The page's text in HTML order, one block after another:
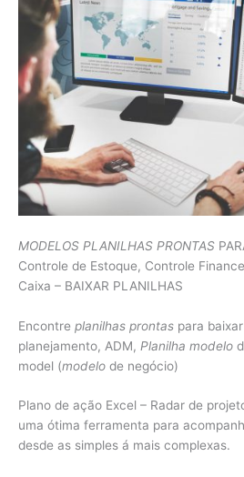
MODELOS PLANILHAS PRONTAS
Controle de Estoque, Controle
Caixa – BAIXAR PLANILHAS
Encontre planilhas prontas para
planejamento, ADM, Planilha modelo
model (modelo de negócio)
Plano de ação Excel – Radar de
uma ótima ferramenta para
desde as simples á mais complexas.